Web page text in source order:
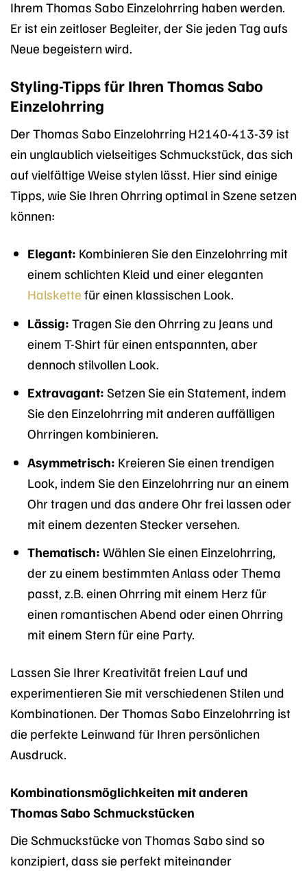
Ihrem Thomas Sabo Einzelohrring haben werden.
Er ist ein zeitloser Begleiter, der Sie jeden Tag aufs
Neue begeistern wird.
Styling-Tipps für Ihren Thomas Sabo
Einzelohrring
Der Thomas Sabo Einzelohrring H2140-413-39 ist
ein unglaublich vielseitiges Schmuckstück, das sich
auf vielfältige Weise stylen lässt. Hier sind einige
Tipps, wie Sie Ihren Ohrring optimal in Szene setzen
können:
Elegant: Kombinieren Sie den Einzelohrring mit
einem schlichten Kleid und einer eleganten
Halskette für einen klassischen Look.
Lässig: Tragen Sie den Ohrring zu Jeans und
einem T-Shirt für einen entspannten, aber
dennoch stilvollen Look.
Extravagant: Setzen Sie ein Statement, indem
Sie den Einzelohrring mit anderen auffälligen
Ohrringen kombinieren.
Asymmetrisch: Kreieren Sie einen trendigen
Look, indem Sie den Einzelohrring nur an einem
Ohr tragen und das andere Ohr frei lassen oder
mit einem dezenten Stecker versehen.
Thematisch: Wählen Sie einen Einzelohrring,
der zu einem bestimmten Anlass oder Thema
passt, z.B. einen Ohrring mit einem Herz für
einen romantischen Abend oder einen Ohrring
mit einem Stern für eine Party.
Lassen Sie Ihrer Kreativität freien Lauf und
experimentieren Sie mit verschiedenen Stilen und
Kombinationen. Der Thomas Sabo Einzelohrring ist
die perfekte Leinwand für Ihren persönlichen
Ausdruck.
Kombinationsmöglichkeiten mit anderen
Thomas Sabo Schmuckstücken
Die Schmuckstücke von Thomas Sabo sind so
konzipiert, dass sie perfekt miteinander